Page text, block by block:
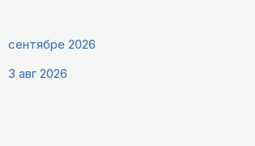
сентябре 2026
3 авг 2026